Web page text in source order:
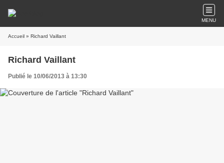
MENU
Accueil » Richard Vaillant
Richard Vaillant
Publié le 10/06/2013 à 13:30